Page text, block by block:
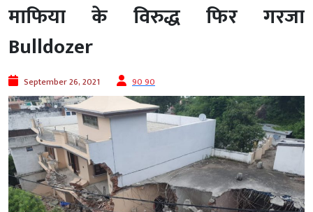
माफिया के विरुद्ध फिर गरजा
Bulldozer
September 26, 2021 90 90